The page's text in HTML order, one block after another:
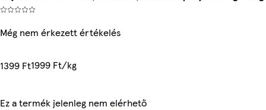
Még nem érkezett értékelés
1399 Ft1999 Ft/kg
Ez a termék jelenleg nem elérhető